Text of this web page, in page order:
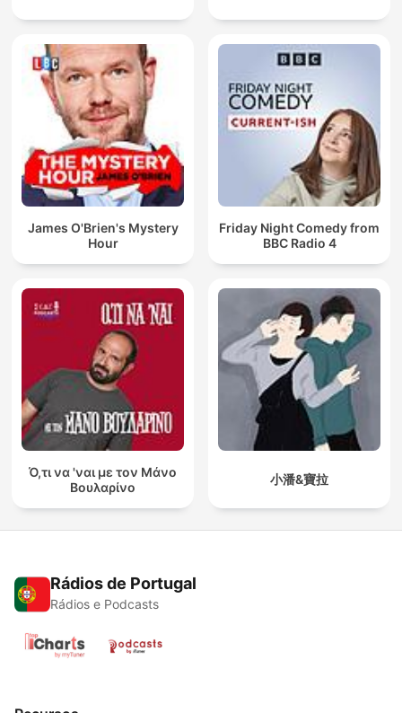
James O'Brien's Mystery
Hour
Friday Night Comedy from
BBC Radio 4
Ό,τι να 'ναι με τον Μάνο
Βουλαρίνο
小潘&寶拉
Rádios de Portugal
Rádios e Podcasts